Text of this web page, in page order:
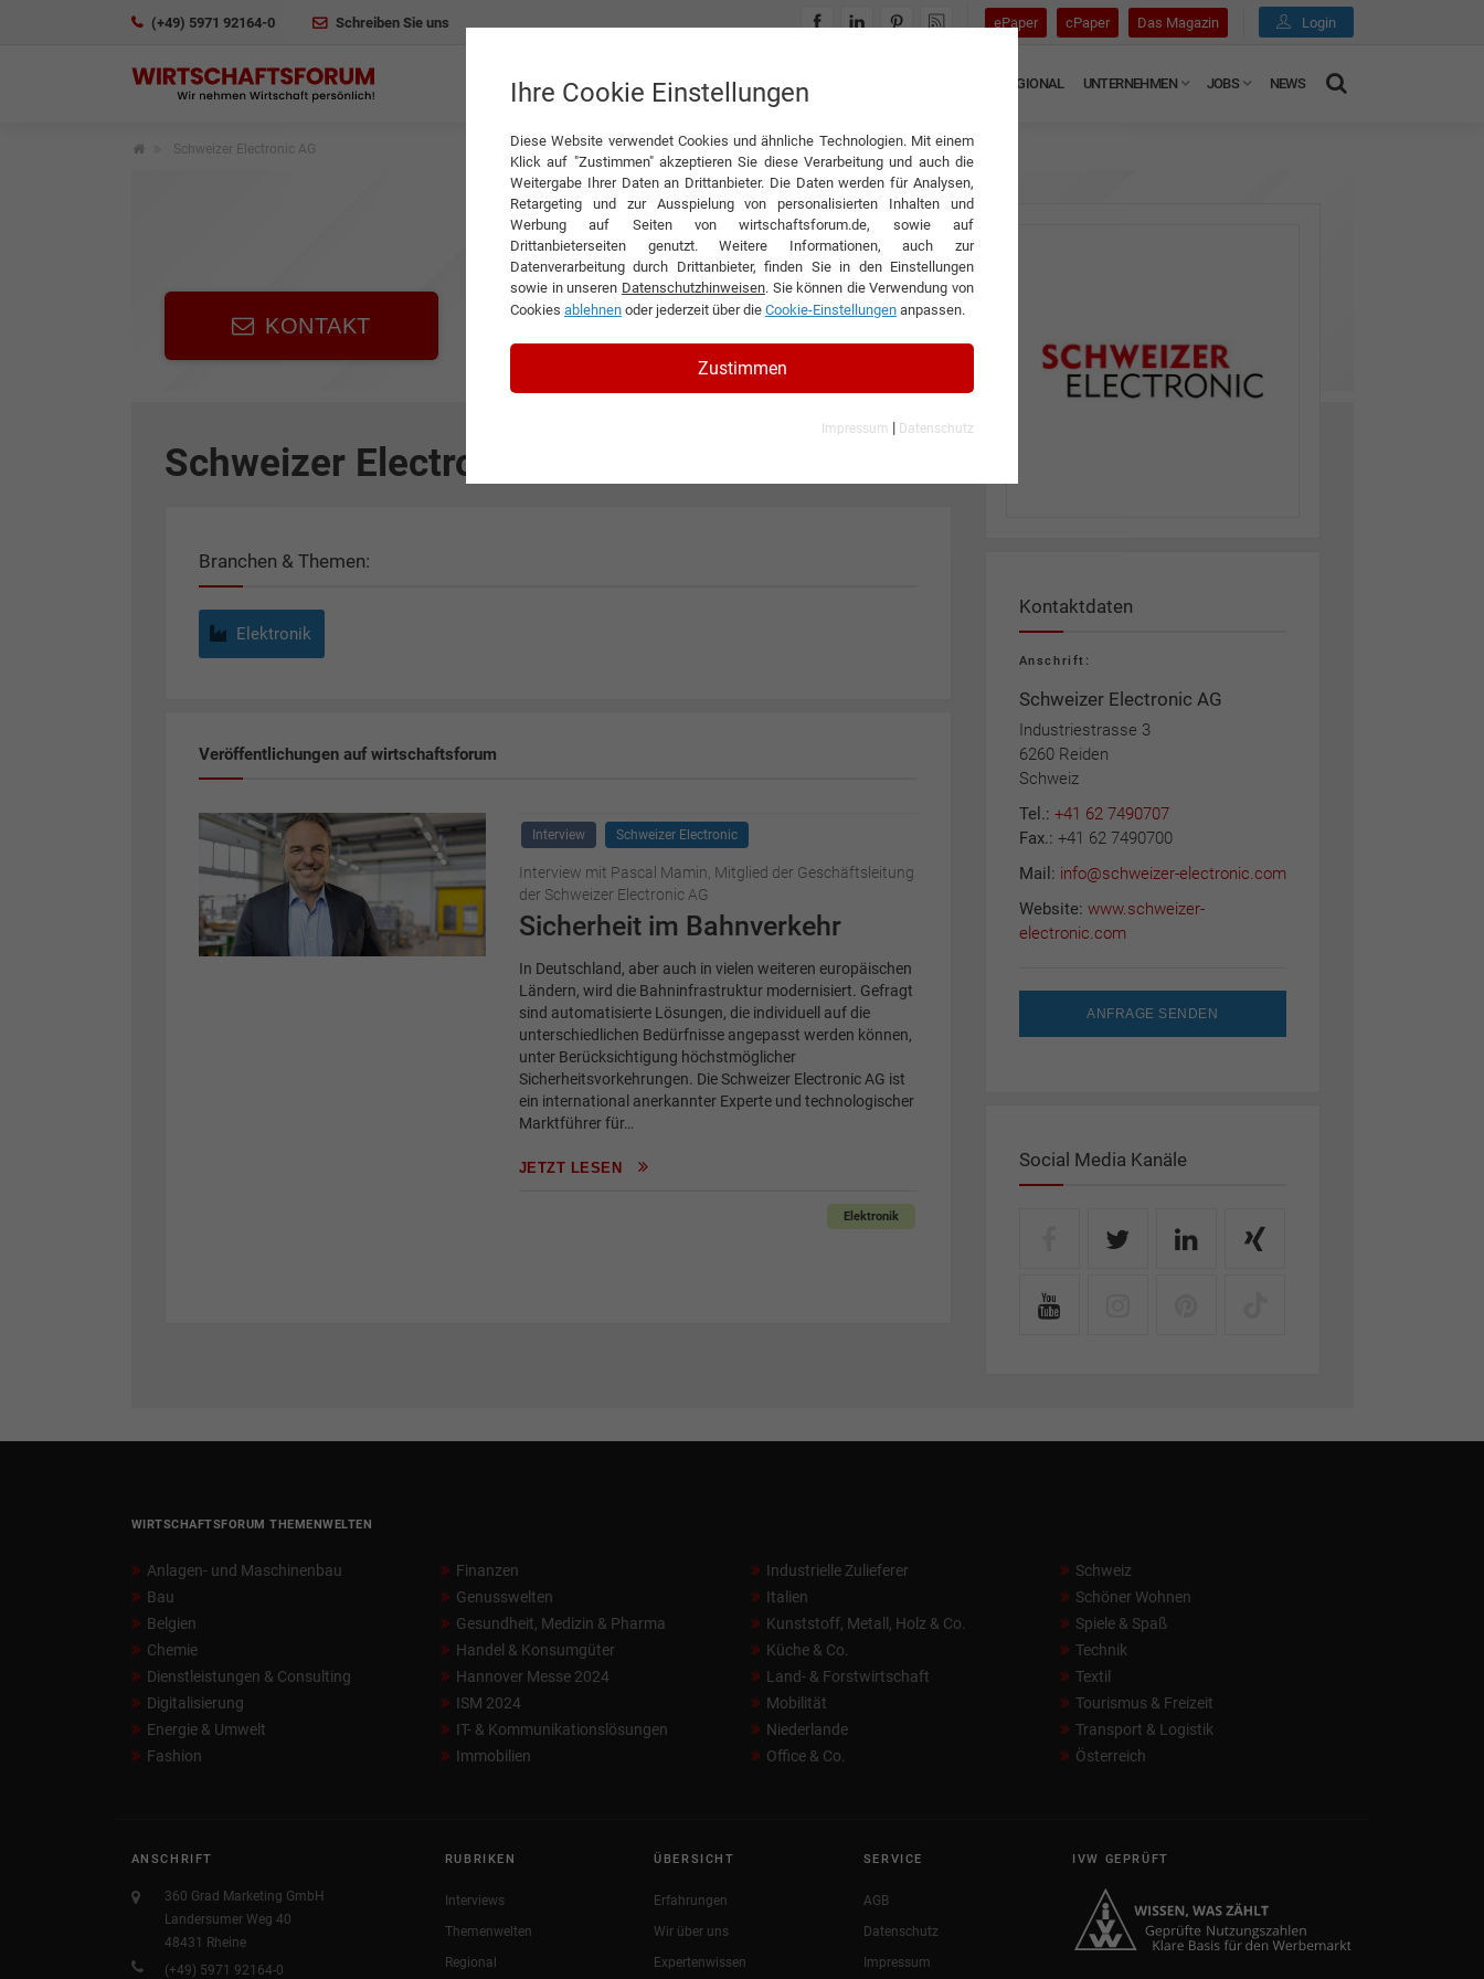
(+49) 5971 92164-0 Schreiben Sie uns ePaper cPaper Das Magazin Login
INTERVIEWS REGIONAL UNTERNEHMEN JOBS NEWS
Schweizer Electronic AG
KONTAKT
Schweizer Electronic AG
Branchen & Themen:
Elektronik
Veröffentlichungen auf wirtschaftsforum
Interview Schweizer Electronic
Interview mit Pascal Mamin, Mitglied der Geschäftsleitung
der Schweizer Electronic AG
Sicherheit im Bahnverkehr
In Deutschland, aber auch in vielen weiteren europäischen
Ländern, wird die Bahninfrastruktur modernisiert. Gefragt
sind automatisierte Lösungen, die individuell auf die
unterschiedlichen Bedürfnisse angepasst werden können,
unter Berücksichtigung höchstmöglicher
Sicherheitsvorkehrungen. Die Schweizer Electronic AG ist
ein international anerkannter Experte und technologischer
Marktführer für…
JETZT LESEN
Elektronik
Kontaktdaten
Anschrift:
Schweizer Electronic AG
Industriestrasse 3
6260 Reiden
Schweiz
Tel.: +41 62 7490707
Fax.: +41 62 7490700
Mail: info@schweizer-electronic.com
Website: www.schweizer-
electronic.com
ANFRAGE SENDEN
Social Media Kanäle
WIRTSCHAFTSFORUM THEMENWELTEN
Anlagen- und Maschinenbau
Bau
Belgien
Chemie
Dienstleistungen & Consulting
Digitalisierung
Energie & Umwelt
Fashion
Finanzen
Genusswelten
Gesundheit, Medizin & Pharma
Handel & Konsumgüter
Hannover Messe 2024
ISM 2024
IT- & Kommunikationslösungen
Immobilien
Industrielle Zulieferer
Italien
Kunststoff, Metall, Holz & Co.
Küche & Co.
Land- & Forstwirtschaft
Mobilität
Niederlande
Office & Co.
Schweiz
Schöner Wohnen
Spiele & Spaß
Technik
Textil
Tourismus & Freizeit
Transport & Logistik
Österreich
ANSCHRIFT
360 Grad Marketing GmbH
Landersumer Weg 40
48431 Rheine
(+49) 5971 92164-0
RUBRIKEN
Interviews
Themenwelten
Regional
ÜBERSICHT
Erfahrungen
Wir über uns
Expertenwissen
SERVICE
AGB
Datenschutz
Impressum
IVW GEPRÜFT
Ihre Cookie Einstellungen
Diese Website verwendet Cookies und ähnliche Technologien. Mit einem
Klick auf "Zustimmen" akzeptieren Sie diese Verarbeitung und auch die
Weitergabe Ihrer Daten an Drittanbieter. Die Daten werden für Analysen,
Retargeting und zur Ausspielung von personalisierten Inhalten und
Werbung auf Seiten von wirtschaftsforum.de, sowie auf
Drittanbieterseiten genutzt. Weitere Informationen, auch zur
Datenverarbeitung durch Drittanbieter, finden Sie in den Einstellungen
sowie in unseren Datenschutzhinweisen. Sie können die Verwendung von
Cookies ablehnen oder jederzeit über die Cookie-Einstellungen anpassen.
Zustimmen
Impressum | Datenschutz